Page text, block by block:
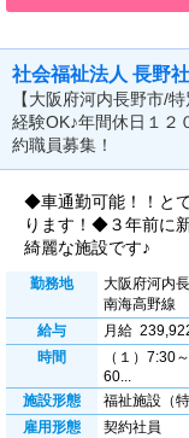
社会福祉法人 長野
【大阪府河内長野市/
経験OK♪年間休日１２
約職員募集！
◆車通勤可能！！と
ります！◆３年前に
綺麗な施設です♪
勤務地
大阪府河内
南海高野線
給与
月給
時間
（１）
60...
施設形態
福祉施設（
雇用形態
契約社員